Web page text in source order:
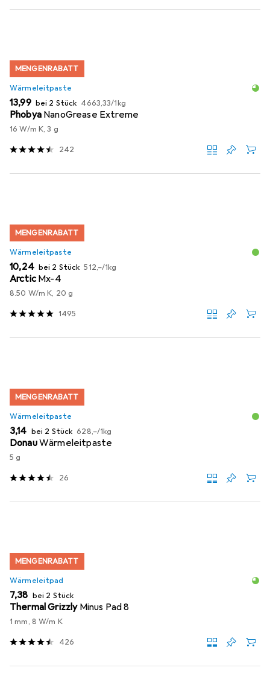
MENGENRABATT
Wärmeleitpaste
EUR
13,99 bei 2 Stück EUR
4663,33/1kg
Phobya NanoGrease Extreme
16 W/m K, 3 g
242
MENGENRABATT
Wärmeleitpaste
EUR
10,24 bei 2 Stück EUR
512,–/1kg
Arctic Mx-4
8.50 W/m K, 20 g
1495
MENGENRABATT
Wärmeleitpaste
EUR
3,14 bei 2 Stück EUR
628,–/1kg
DonauWärmeleitpaste
5 g
26
MENGENRABATT
Wärmeleitpad
EUR
7,38 bei 2 Stück
Thermal Grizzly Minus Pad 8
1 mm, 8 W/m K
426